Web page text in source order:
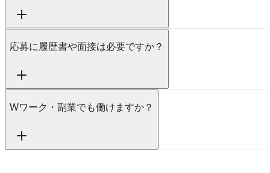
応募に履歴書や面接は必要ですか？
Wワーク・副業でも働けますか？